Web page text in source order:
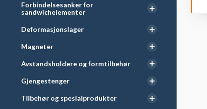
Forbindelsesanker for
sandwichelementer
Deformasjonslager
Magneter
Avstandsholdere og formtilbehør
Gjengestenger
Tilbehør og spesialprodukter